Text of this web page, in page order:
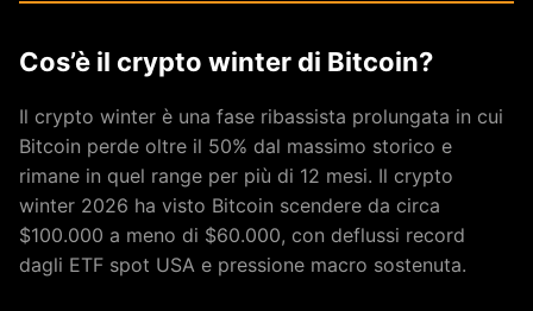
Cos’è il crypto winter di Bitcoin?
Il crypto winter è una fase ribassista prolungata in cui
Bitcoin perde oltre il 50% dal massimo storico e
rimane in quel range per più di 12 mesi. Il crypto
winter 2026 ha visto Bitcoin scendere da circa
$100.000 a meno di $60.000, con deflussi record
dagli ETF spot USA e pressione macro sostenuta.